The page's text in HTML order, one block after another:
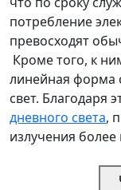
потребление
превосходят
Кроме того, к
линейная форма
свет. Благодаря
дневного света,
излучения